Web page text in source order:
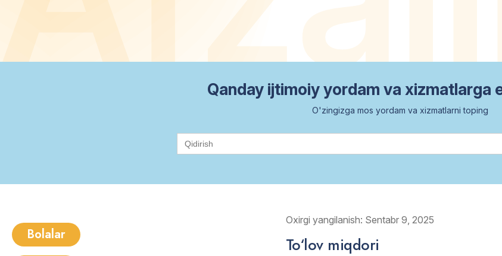
Qanday ijtimoiy yordam va xizmatlarga
O'zingizga mos yordam va xizmatlarni toping
Search
for:
Bolalar
Oxirgi yangilanish: Sentabr 9, 2025
To‘lov miqdori